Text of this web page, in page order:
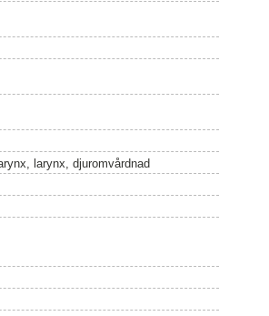
larynx, djuromvårdnad